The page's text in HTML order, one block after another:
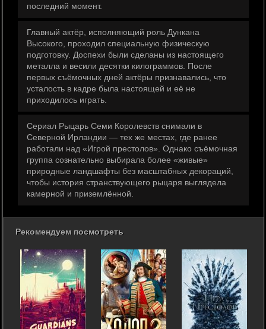
последний момент.
Главный актёр, исполняющий роль Дункана
Высокого, проходил специальную физическую
подготовку. Доспехи были сделаны из настоящего
металла и весили десятки килограммов. После
первых съёмочных дней актёры признавались, что
усталость в кадре была настоящей и её не
приходилось играть.
Сериал Рыцарь Семи Королевств снимали в
Северной Ирландии — тех же местах, где ранее
работали над «Игрой престолов». Однако съёмочная
группа сознательно выбирала более «живые»
природные ландшафты без масштабных декораций,
чтобы история странствующего рыцаря выглядела
камерной и приземлённой.
Рекомендуем посмотреть